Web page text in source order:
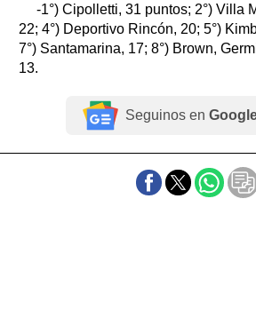
-1°) Cipolletti, 31 puntos; 2°) Villa
22; 4°) Deportivo Rincón, 20; 5°)
7°) Santamarina, 17; 8°) Brown,
13.
Seguinos en